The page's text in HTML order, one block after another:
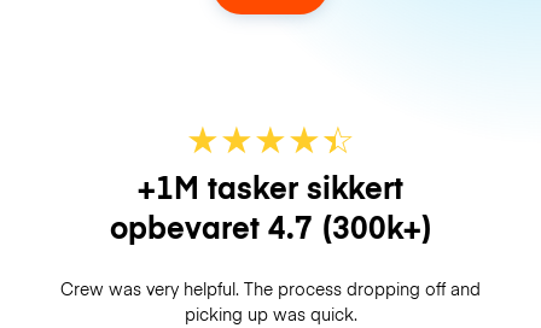
★★★★☆
★
+1M tasker sikkert
opbevaret 4.7 (300k+)
Crew was very helpful. The process dropping off and
picking up was quick.